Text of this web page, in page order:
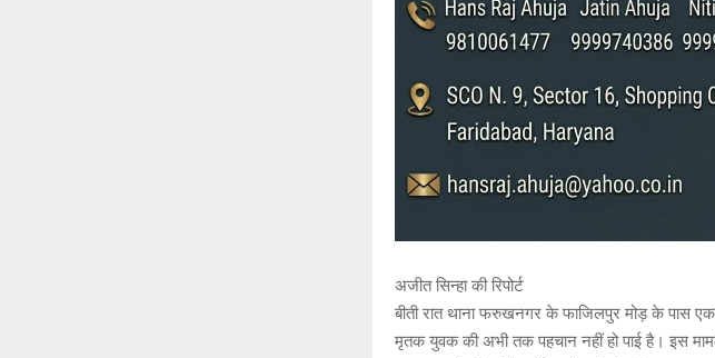
अजीत सिन्हा की रिपोर्ट
बीती रात थाना फरुखनगर के फाजिलपुर मोड़ के पास
मृतक युवक की अभी तक पहचान नहीं हो पाई है। इस